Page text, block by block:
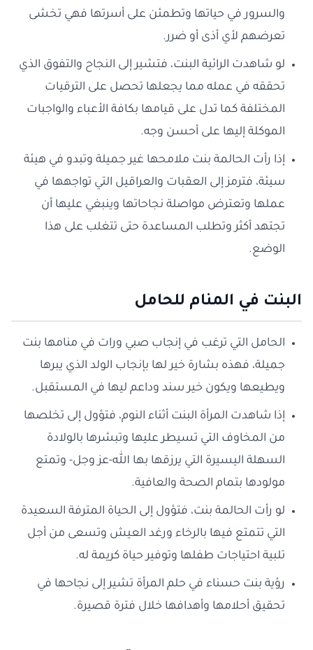
والسرور في حياتها وتطمئن على أسرتها فهي تخشى
تعرضهم لأي أذى أو ضرر.
لو شاهدت الرائية البنت، فتشير إلى النجاح والتفوق الذي
تحققه في عمله مما يجعلها تحصل على الترقيات
المختلفة كما تدل على قيامها بكافة الأعباء والواجبات
الموكلة إليها على أحسن وجه.
إذا رأت الحالمة بنت ملامحها غير جميلة وتبدو في هيئة
سيئة، فترمز إلى العقبات والعراقيل التي تواجهها في
عملها وتعترض مواصلة نجاحاتها وينبغي عليها أن
تجتهد أكثر وتطلب المساعدة حتى تتغلب على هذا
الوضع.
البنت في المنام للحامل
الحامل التي ترغب في إنجاب صبي ورات في منامها بنت
جميلة، فهذه بشارة خير لها بإنجاب الولد الذي يبرها
ويطيعها ويكون خير سند وداعم ليها في المستقبل.
إذا شاهدت المرأة البنت أثناء النوم، فتؤول إلى تخلصها
من المخاوف التي تسيطر عليها وتبشرها بالولادة
السهلة اليسيرة التي يرزقها بها الله-عز وجل- وتمتع
مولودها بتمام الصحة والعافية.
لو رأت الحالمة بنت، فتؤول إلى الحياة المترفة السعيدة
التي تتمتع فيها بالرخاء ورغد العيش وتسعى من أجل
تلبية احتياجات طفلها وتوفير حياة كريمة له.
رؤية بنت حسناء في حلم المرأة تشير إلى نجاحها في
تحقيق أحلامها وأهدافها خلال فترة قصيرة.